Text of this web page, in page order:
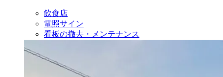
飲食店
電照サイン
看板の撤去・メンテナンス